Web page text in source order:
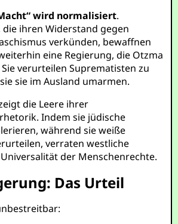
wird normalisiert.
die ihren Widerstand gegen
verkünden, bewaffnen
eine Regierung, die Otzma
verurteilen Suprematisten zu
sie im Ausland umarmen.
die Leere ihrer
Indem sie jüdische
während sie weiße
verraten westliche
der Menschenrechte.
Das Urteil